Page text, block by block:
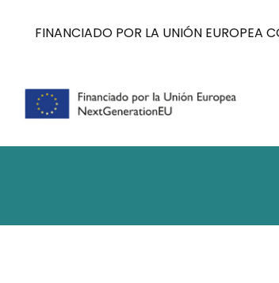
FINANCIADO POR LA UNIÓN EUROPEA